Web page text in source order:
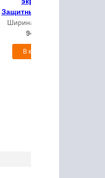
Защитный экран Э8
Ширина:
9400
В корзину